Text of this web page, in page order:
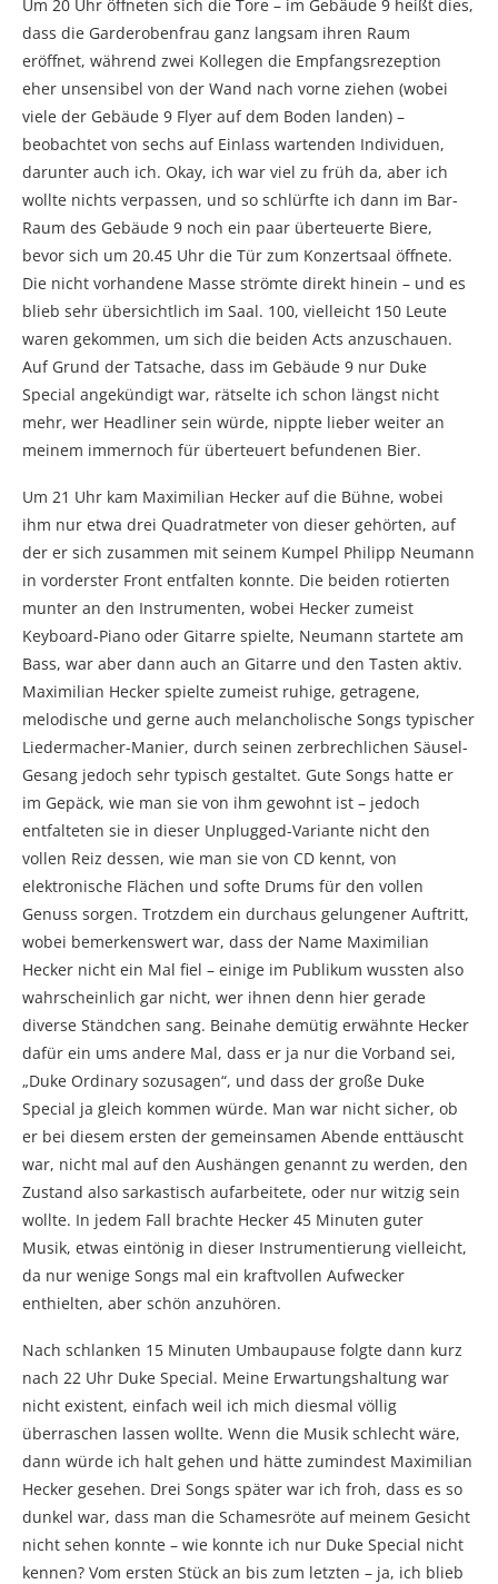
Um 20 Uhr öffneten sich die Tore – im Gebäude 9 heißt dies,
dass die Garderobenfrau ganz langsam ihren Raum
eröffnet, während zwei Kollegen die Empfangsrezeption
eher unsensibel von der Wand nach vorne ziehen (wobei
viele der Gebäude 9 Flyer auf dem Boden landen) –
beobachtet von sechs auf Einlass wartenden Individuen,
darunter auch ich. Okay, ich war viel zu früh da, aber ich
wollte nichts verpassen, und so schlürfte ich dann im Bar-
Raum des Gebäude 9 noch ein paar überteuerte Biere,
bevor sich um 20.45 Uhr die Tür zum Konzertsaal öffnete.
Die nicht vorhandene Masse strömte direkt hinein – und es
blieb sehr übersichtlich im Saal. 100, vielleicht 150 Leute
waren gekommen, um sich die beiden Acts anzuschauen.
Auf Grund der Tatsache, dass im Gebäude 9 nur Duke
Special angekündigt war, rätselte ich schon längst nicht
mehr, wer Headliner sein würde, nippte lieber weiter an
meinem immernoch für überteuert befundenen Bier.
Um 21 Uhr kam Maximilian Hecker auf die Bühne, wobei
ihm nur etwa drei Quadratmeter von dieser gehörten, auf
der er sich zusammen mit seinem Kumpel Philipp Neumann
in vorderster Front entfalten konnte. Die beiden rotierten
munter an den Instrumenten, wobei Hecker zumeist
Keyboard-Piano oder Gitarre spielte, Neumann startete am
Bass, war aber dann auch an Gitarre und den Tasten aktiv.
Maximilian Hecker spielte zumeist ruhige, getragene,
melodische und gerne auch melancholische Songs typischer
Liedermacher-Manier, durch seinen zerbrechlichen Säusel-
Gesang jedoch sehr typisch gestaltet. Gute Songs hatte er
im Gepäck, wie man sie von ihm gewohnt ist – jedoch
entfalteten sie in dieser Unplugged-Variante nicht den
vollen Reiz dessen, wie man sie von CD kennt, von
elektronische Flächen und softe Drums für den vollen
Genuss sorgen. Trotzdem ein durchaus gelungener Auftritt,
wobei bemerkenswert war, dass der Name Maximilian
Hecker nicht ein Mal fiel – einige im Publikum wussten also
wahrscheinlich gar nicht, wer ihnen denn hier gerade
diverse Ständchen sang. Beinahe demütig erwähnte Hecker
dafür ein ums andere Mal, dass er ja nur die Vorband sei,
„Duke Ordinary sozusagen“, und dass der große Duke
Special ja gleich kommen würde. Man war nicht sicher, ob
er bei diesem ersten der gemeinsamen Abende enttäuscht
war, nicht mal auf den Aushängen genannt zu werden, den
Zustand also sarkastisch aufarbeitete, oder nur witzig sein
wollte. In jedem Fall brachte Hecker 45 Minuten guter
Musik, etwas eintönig in dieser Instrumentierung vielleicht,
da nur wenige Songs mal ein kraftvollen Aufwecker
enthielten, aber schön anzuhören.
Nach schlanken 15 Minuten Umbaupause folgte dann kurz
nach 22 Uhr Duke Special. Meine Erwartungshaltung war
nicht existent, einfach weil ich mich diesmal völlig
überraschen lassen wollte. Wenn die Musik schlecht wäre,
dann würde ich halt gehen und hätte zumindest Maximilian
Hecker gesehen. Drei Songs später war ich froh, dass es so
dunkel war, dass man die Schamesröte auf meinem Gesicht
nicht sehen konnte – wie konnte ich nur Duke Special nicht
kennen? Vom ersten Stück an bis zum letzten – ja, ich blieb